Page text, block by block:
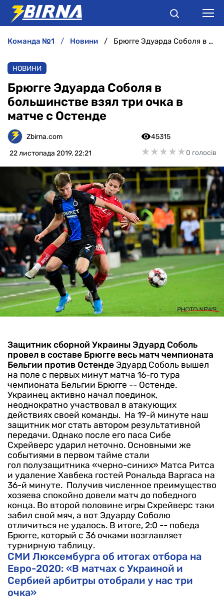
АНАЛІТИКА
ІНТЕРВ'Ю
РІЗНЕ
БУКМЕКЕРИ
команда №1 новини Брюгге Эдуарда Соболя в большинстве взял три очка в матче с Остенде
НОВИНИ
Брюгге Эдуарда Соболя в
большинстве взял три очка в
матче с Остенде
Zbirna.com
22 листопада 2019, 22:21
45315
★★★★★
★★★★★0 голосів
Защитник сборной Украины Эдуард Соболь
провел в составе Брюгге весь матч чемпионата
Бельгии против Остенде Эдуард Соболь вышел
на поле с первых минут матча 16-го тура
чемпионата Бельгии Брюгге -- Остенде.
Украинец активно начал поединок,
неоднократно участвовал в атакующих
действиях своей команды. На 19-й минуте наш
защитник мог стать автором результативной
передачи. Однако после его паса Сибе
Схрейверс ударил неточно. Основными же
событиями в первом тайме стали
гол полузащитника «черно-синих» Матса Ритса
и удаление Хавбека гостей Рональда Варгаса на
36-й минуте. Получив численное преимущество
хозяева спокойно довели матч до победного
конца. Во второй половине игры Схрейверс таки
забил свой мяч, а вот Эдуарду Соболю
отличиться не удалось. В итоге, 2:0 -- победа
Брюгге, который с 36 очками возглавляет
турнирную таблицу.
СМИ Люксембурга об итогах отбора на
Евро-2020: «В матчах с Украиной и
Сербией арбитры отобрали у нас три
очка»